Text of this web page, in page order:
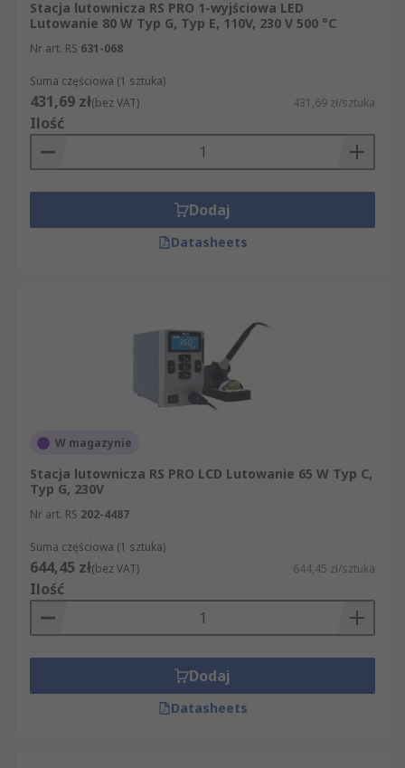
Stacja lutownicza RS PRO 1-wyjściowa LED
Lutowanie 80 W Typ G, Typ E, 110V, 230 V 500 °C
Nr art. RS 631-068
Suma częściowa (1 sztuka)
431,69 zł(bez VAT) 431,69 zł/sztuka
Ilość
Dodaj
Datasheets
W magazynie
Stacja lutownicza RS PRO LCD Lutowanie 65 W Typ C,
Typ G, 230V
Nr art. RS 202-4487
Suma częściowa (1 sztuka)
644,45 zł(bez VAT) 644,45 zł/sztuka
Ilość
Dodaj
Datasheets